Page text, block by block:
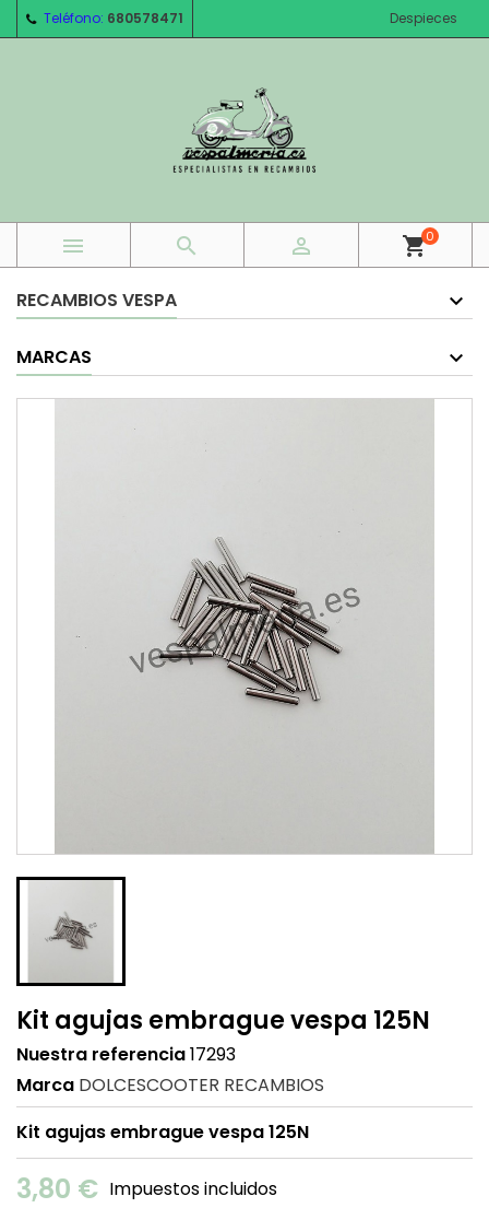
Teléfono: 680578471 Despieces
   shopping_cart0
RECAMBIOS VESPA
MARCAS
Kit agujas embrague vespa 125N
Nuestra referencia17293
Marca DOLCESCOOTER RECAMBIOS
Kit agujas embrague vespa 125N
3,80 € Impuestos incluidos